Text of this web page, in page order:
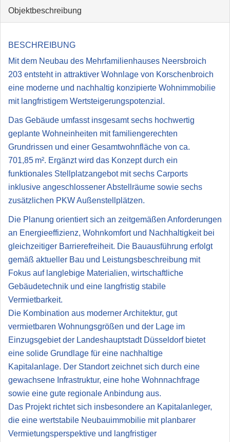
Objekt­beschreibung
BESCHREIBUNG
Mit dem Neubau des Mehrfamilienhauses Neersbroich
203 entsteht in attraktiver Wohnlage von Korschenbroich
eine moderne und nachhaltig konzipierte Wohnimmobilie
mit langfristigem Wertsteigerungspotenzial.
Das Gebäude umfasst insgesamt sechs hochwertig
geplante Wohneinheiten mit familiengerechten
Grundrissen und einer Gesamtwohnfläche von ca.
701,85 m². Ergänzt wird das Konzept durch ein
funktionales Stellplatzangebot mit sechs Carports
inklusive angeschlossener Abstellräume sowie sechs
zusätzlichen PKW Außenstellplätzen.
Die Planung orientiert sich an zeitgemäßen Anforderungen
an Energieeffizienz, Wohnkomfort und Nachhaltigkeit bei
gleichzeitiger Barrierefreiheit. Die Bauausführung erfolgt
gemäß aktueller Bau und Leistungsbeschreibung mit
Fokus auf langlebige Materialien, wirtschaftliche
Gebäudetechnik und eine langfristig stabile
Vermietbarkeit.
Die Kombination aus moderner Architektur, gut
vermietbaren Wohnungsgrößen und der Lage im
Einzugsgebiet der Landeshauptstadt Düsseldorf bietet
eine solide Grundlage für eine nachhaltige
Kapitalanlage. Der Standort zeichnet sich durch eine
gewachsene Infrastruktur, eine hohe Wohnnachfrage
sowie eine gute regionale Anbindung aus.
Das Projekt richtet sich insbesondere an Kapitalanleger,
die eine wertstabile Neubauimmobilie mit planbarer
Vermietungsperspektive und langfristiger